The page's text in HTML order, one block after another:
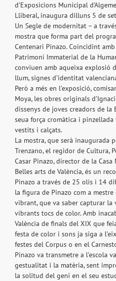
d’Exposicions Municipal
Lliberal, inaugura dilluns 5 de
Un Segle de modernitat – a
mostra que forma part del
Centenari Pinazo. Coincidint
Patrimoni Immaterial de la
conviuen amb aqueixa explosió
llum, signes d’identitat
Però a més en l’exposició,
Moya, les obres originals
dissenys de joves creadors de la
seua força cromàtica i
vestits i calçats.
La mostra, que serà inaugurada
Trenzano, el regidor de Cultura,
Casar Pinazo, director de la
Belles arts de València, és un
Pinazo a través de 25 olis i 14
la figura de Pinazo com a
vibrant, que va saber capturar la
vibrants tocs de color. Amb
València de finals del XIX que
festa de color i sons ja siga a
festes del Corpus o en el
Pinazo va transmetre a l’escola
gestualitat i la matèria, sent
la solitud del geni en el seu